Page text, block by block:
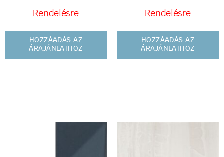
Rendelésre
HOZZÁADÁS AZ
ÁRAJÁNLATHOZ
Rendelésre
HOZZÁADÁS AZ
ÁRAJÁNLATHOZ